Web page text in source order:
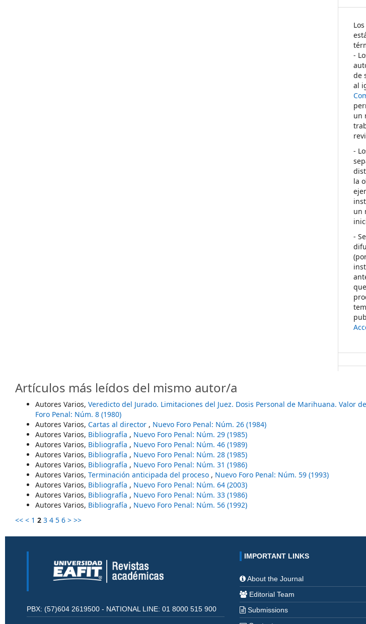
-
de
al
un
-
la
un
-
Artículos más leídos del mismo autor/a
Autores Varios, Veredicto del Jurado. Limitaciones del Juez. Dosis Personal de Marihuana. Valor
Foro Penal: Núm. 8 (1980)
Autores Varios, Cartas al director , Nuevo Foro Penal: Núm. 26 (1984)
Autores Varios, Bibliografía , Nuevo Foro Penal: Núm. 29 (1985)
Autores Varios, Bibliografía , Nuevo Foro Penal: Núm. 46 (1989)
Autores Varios, Bibliografía , Nuevo Foro Penal: Núm. 28 (1985)
Autores Varios, Bibliografía , Nuevo Foro Penal: Núm. 31 (1986)
Autores Varios, Terminación anticipada del proceso , Nuevo Foro Penal: Núm. 59 (1993)
Autores Varios, Bibliografía , Nuevo Foro Penal: Núm. 64 (2003)
Autores Varios, Bibliografía , Nuevo Foro Penal: Núm. 33 (1986)
Autores Varios, Bibliografía , Nuevo Foro Penal: Núm. 56 (1992)
<< < 1 2 3 4 5 6 > >>
PBX: (57)604 2619500 - NATIONAL LINE: 01 8000 515 900
IMPORTANT LINKS
About the Journal
Editorial Team
Submissions